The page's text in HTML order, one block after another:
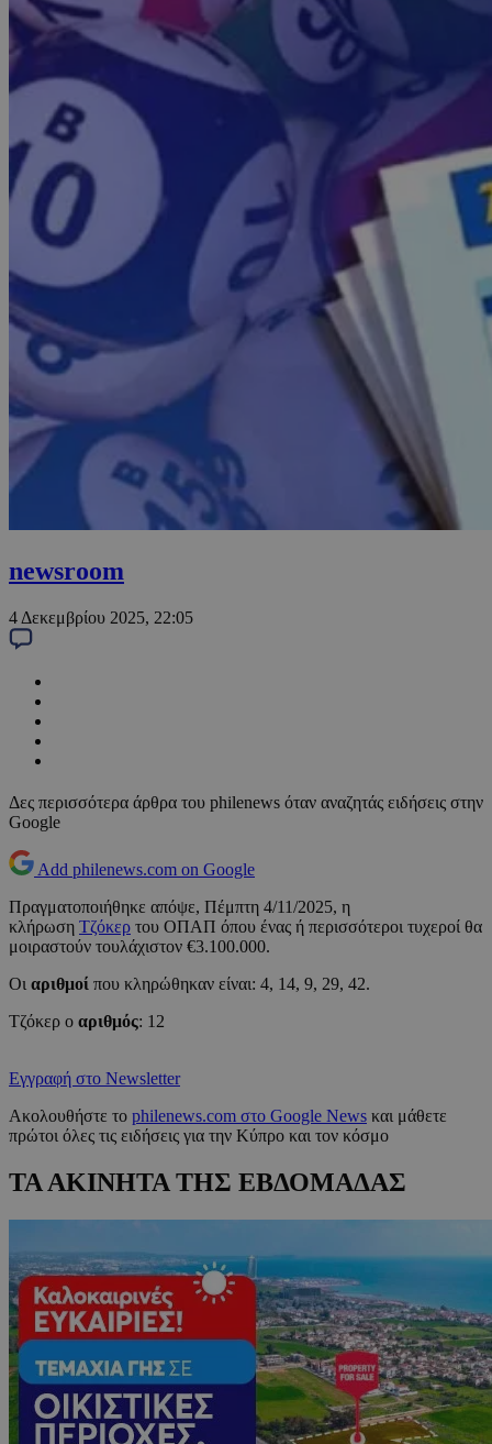
newsroom
4 Δεκεμβρίου 2025, 22:05
Δες περισσότερα άρθρα του philenews όταν αναζητάς ειδήσεις στην
Google
Add philenews.com on Google
Πραγματοποιήθηκε απόψε, Πέμπτη 4/11/2025, η
κλήρωση Τζόκερ του ΟΠΑΠ όπου ένας ή περισσότεροι τυχεροί θα
μοιραστούν τουλάχιστον €3.100.000.
Οι αριθμοί που κληρώθηκαν είναι: 4, 14, 9, 29, 42.
Τζόκερ ο αριθμός: 12
Εγγραφή στο Newsletter
Ακολουθήστε το philenews.com στο Google News και μάθετε
πρώτοι όλες τις ειδήσεις για την Κύπρο και τον κόσμο
ΤΑ ΑΚΙΝΗΤΑ ΤΗΣ ΕΒΔΟΜΑΔΑΣ